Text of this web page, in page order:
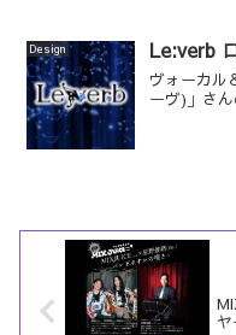
Design Le:verb
ヴォーカル
ーヴ)」さん
ヤ